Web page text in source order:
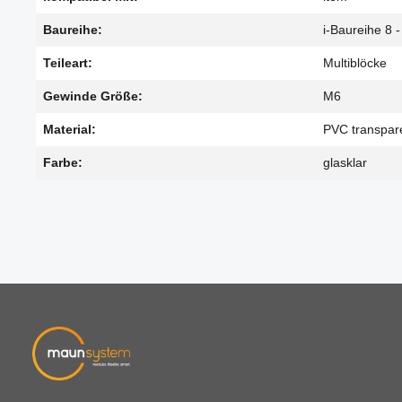
Baureihe: i-Baureihe 8
Teileart: Multiblöcke
Gewinde Größe: M6
Material: PVC
Farbe: glasklar